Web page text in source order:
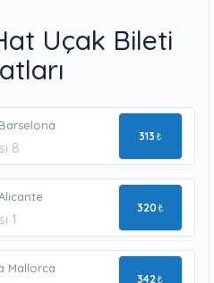
Uçak Bileti
Barselona
8
313₺
1
320₺
Mallorca
342₺